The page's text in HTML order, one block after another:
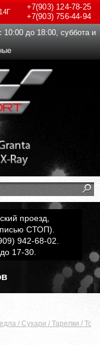
+7(903)124-78-25
+7(903)756-44-94
10:00 до 18:00, суббота и
проезд,
СТОП).
942-68-02.
17-30.
/ Сухари / Тарелки /